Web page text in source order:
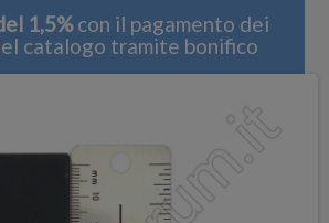
1,5%con il pagamento dei
catalogo tramite bonifico